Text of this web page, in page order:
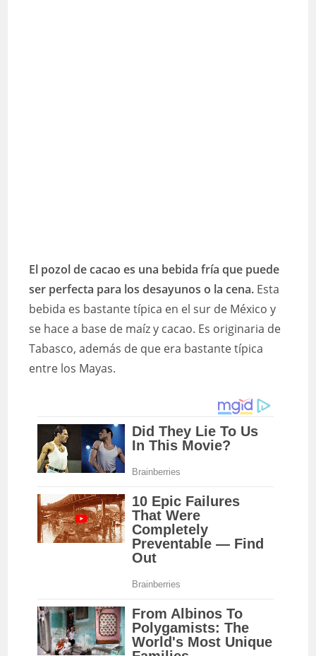
El pozol de cacao es una bebida fría que puede
ser perfecta para los desayunos o la cena. Esta
bebida es bastante típica en el sur de México y
se hace a base de maíz y cacao. Es originaria de
Tabasco, además de que era bastante típica
entre los Mayas.